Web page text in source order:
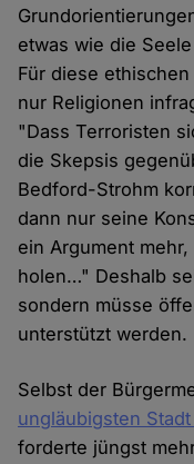
etwas wie die
Für diese
nur Religionen
"Dass Terroristen
die Skepsis
Bedford-Strohm
dann nur seine
ein Argument
holen…" Deshalb
sondern müsse
unterstützt werden.
Selbst der
ungläubigsten
forderte jüngst